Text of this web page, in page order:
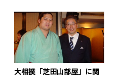
大相撲「芝田山部屋」に関